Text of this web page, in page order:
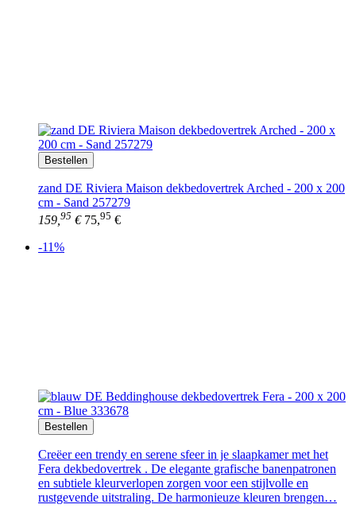
Bestellen
zand DE Riviera Maison dekbedovertrek Arched - 200 x 200
cm - Sand 257279
159, 95 € 75,95 €
-11%
Bestellen
Creëer een trendy en serene sfeer in je slaapkamer met het
Fera dekbedovertrek . De elegante grafische banenpatronen
en subtiele kleurverlopen zorgen voor een stijlvolle en
rustgevende uitstraling. De harmonieuze kleuren brengen…